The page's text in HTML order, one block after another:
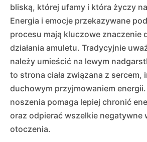
bliską, której ufamy i która życzy
Energia i emocje przekazywane
procesu mają kluczowe znaczenie
działania amuletu. Tradycyjnie
należy umieścić na lewym
to strona ciała związana z sercem,
duchowym przyjmowaniem
noszenia pomaga lepiej chronić
oraz odpierać wszelkie negatywne
otoczenia.